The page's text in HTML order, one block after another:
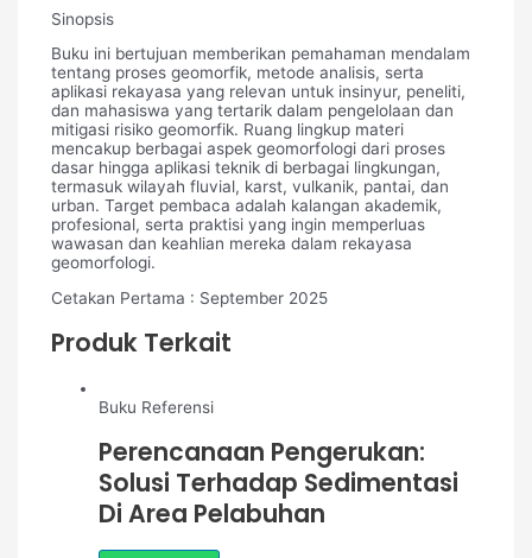
Sinopsis
Buku ini bertujuan memberikan pemahaman mendalam
tentang proses geomorfik, metode analisis, serta
aplikasi rekayasa yang relevan untuk insinyur, peneliti,
dan mahasiswa yang tertarik dalam pengelolaan dan
mitigasi risiko geomorfik. Ruang lingkup materi
mencakup berbagai aspek geomorfologi dari proses
dasar hingga aplikasi teknik di berbagai lingkungan,
termasuk wilayah fluvial, karst, vulkanik, pantai, dan
urban. Target pembaca adalah kalangan akademik,
profesional, serta praktisi yang ingin memperluas
wawasan dan keahlian mereka dalam rekayasa
geomorfologi.
Cetakan Pertama : September 2025
Produk Terkait
Buku Referensi
Perencanaan Pengerukan:
Solusi Terhadap Sedimentasi
Di Area Pelabuhan